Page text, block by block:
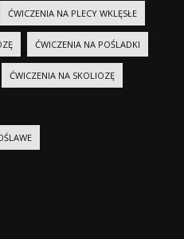
ĆWICZENIA NA PLECY WKLĘSŁE
ĆWICZENIA NA POŚLADKI
ĆWICZENIA NA SKOLIOZĘ